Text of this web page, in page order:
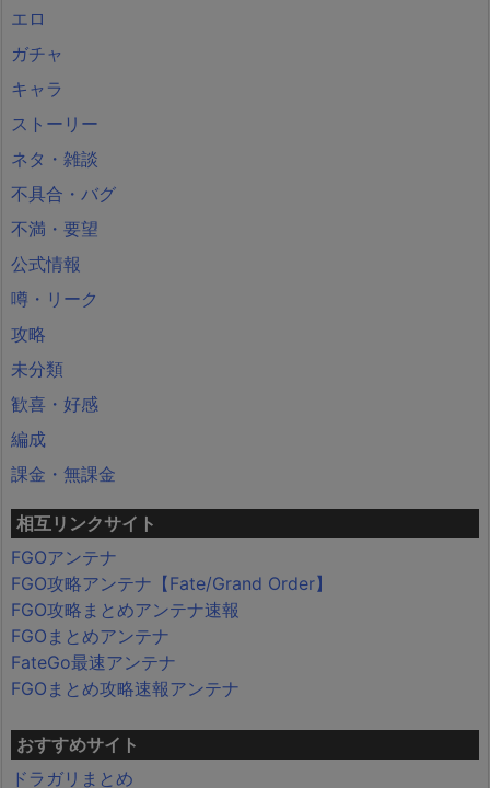
エロ
ガチャ
キャラ
ストーリー
ネタ・雑談
不具合・バグ
不満・要望
公式情報
噂・リーク
攻略
未分類
歓喜・好感
編成
課金・無課金
相互リンクサイト
FGOアンテナ
FGO攻略アンテナ【Fate/Grand Order】
FGO攻略まとめアンテナ速報
FGOまとめアンテナ
FateGo最速アンテナ
FGOまとめ攻略速報アンテナ
おすすめサイト
ドラガリまとめ